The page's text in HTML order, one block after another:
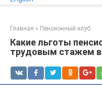
Главная » Пенсионный клуб
Какие льготы
трудовым стажем в